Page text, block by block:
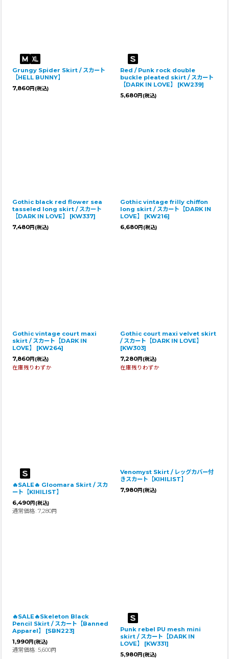
Grungy Spider Skirt / スカート
【HELL BUNNY】
7,860円 (税込)
Red / Punk rock double
buckle pleated skirt / スカート
【DARK IN LOVE】
[KW239]
5,680円 (税込)
Gothic black red flower sea
tasseled long skirt / スカート
【DARK IN LOVE】
[KW337]
7,480円 (税込)
Gothic vintage frilly chiffon
long skirt / スカート【DARK IN
LOVE】
[KW216]
6,680円 (税込)
Gothic vintage court maxi
skirt / スカート【DARK IN
LOVE】
[KW264]
7,860円 (税込)
在庫残りわずか
Gothic court maxi velvet skirt
/ スカート【DARK IN LOVE】
[KW303]
7,280円 (税込)
在庫残りわずか
🔥SALE🔥 Gloomara Skirt / スカ
ート【KIHILIST】
6,490円 (税込)
通常価格: 7,280円
Venomyst Skirt / レッグカバー付
きスカート【KIHILIST】
7,980円 (税込)
🔥SALE🔥Skeleton Black
Pencil Skirt / スカート【Banned
Apparel】
[SBN223]
1,990円 (税込)
通常価格: 5,600円
Punk rebel PU mesh mini
skirt / スカート【DARK IN
LOVE】
[KW331]
5,980円 (税込)